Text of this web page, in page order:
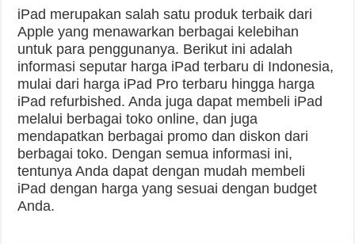
iPad merupakan salah satu produk terbaik dari
Apple yang menawarkan berbagai kelebihan
untuk para penggunanya. Berikut ini adalah
informasi seputar harga iPad terbaru di Indonesia,
mulai dari harga iPad Pro terbaru hingga harga
iPad refurbished. Anda juga dapat membeli iPad
melalui berbagai toko online, dan juga
mendapatkan berbagai promo dan diskon dari
berbagai toko. Dengan semua informasi ini,
tentunya Anda dapat dengan mudah membeli
iPad dengan harga yang sesuai dengan budget
Anda.